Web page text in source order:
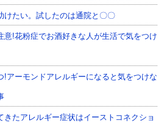
けたい。試したのは通院と〇〇
意!花粉症でお酒好きな人が生活で気をつけ
!アーモンドアレルギーになると気をつけな
きたアレルギー症状はイーストコネクショ